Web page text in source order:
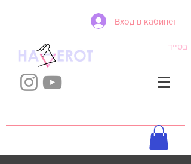
Вход в кабинет
בסייד